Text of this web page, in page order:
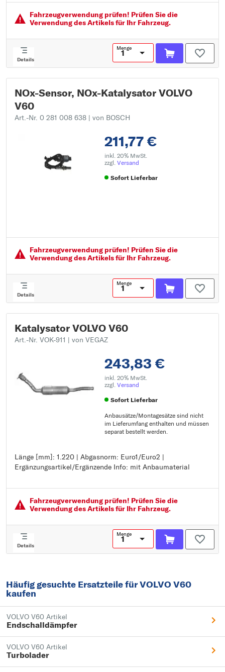
Fahrzeugver­wendung prüfen! Prüfen Sie die
Verwendung des Artikels für Ihr Fahrzeug.
Details
Menge
NOx-Sensor, NOx-Katalysator VOLVO
V60
Art.-Nr. 0 281 008 638 | von BOSCH
211,77 €
inkl. 20% MwSt.
zzgl. Versand
Sofort Lieferbar
Fahrzeugver­wendung prüfen! Prüfen Sie die
Verwendung des Artikels für Ihr Fahrzeug.
Details
Menge
Katalysator VOLVO V60
Art.-Nr. VOK-911 | von VEGAZ
243,83 €
inkl. 20% MwSt.
zzgl. Versand
Sofort Lieferbar
Anbausätze/Montagesätze sind nicht
im Lieferumfang enthalten und müssen
separat bestellt werden.
Länge [mm]: 1.220 | Abgasnorm: Euro1/Euro2 |
Ergänzungsartikel/Ergänzende Info: mit Anbaumaterial
Länge [mm]: 1.220
Abgasnorm: Euro1/Euro2
Fahrzeugver­wendung prüfen! Prüfen Sie die
Verwendung des Artikels für Ihr Fahrzeug.
Details
Menge
Häufig gesuchte Ersatzteile für VOLVO V60
kaufen
VOLVO V60 Artikel
Endschalldämpfer
VOLVO V60 Artikel
Turbolader